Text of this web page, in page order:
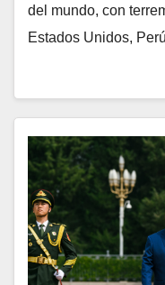
del mundo, con
Estados Unidos,